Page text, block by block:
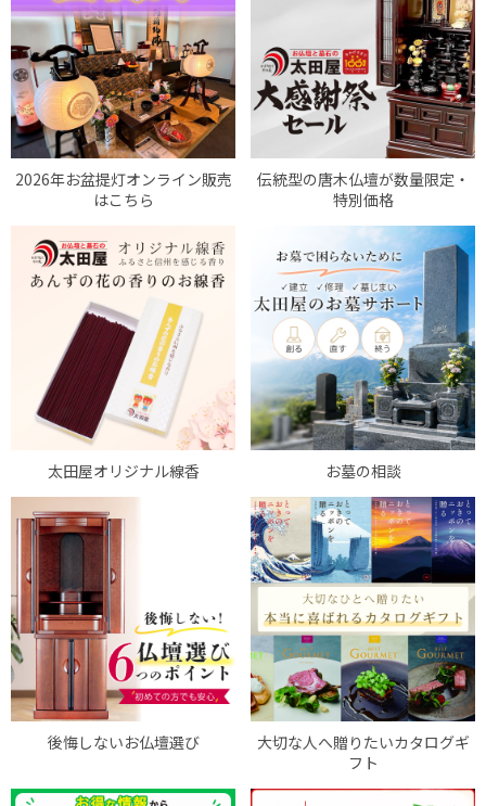
2026年お盆提灯オンライン販売
はこちら
伝統型の唐木仏壇が数量限定・
特別価格
太田屋オリジナル線香 お墓の相談
後悔しないお仏壇選び
大切な人へ贈りたいカタログギ
フト